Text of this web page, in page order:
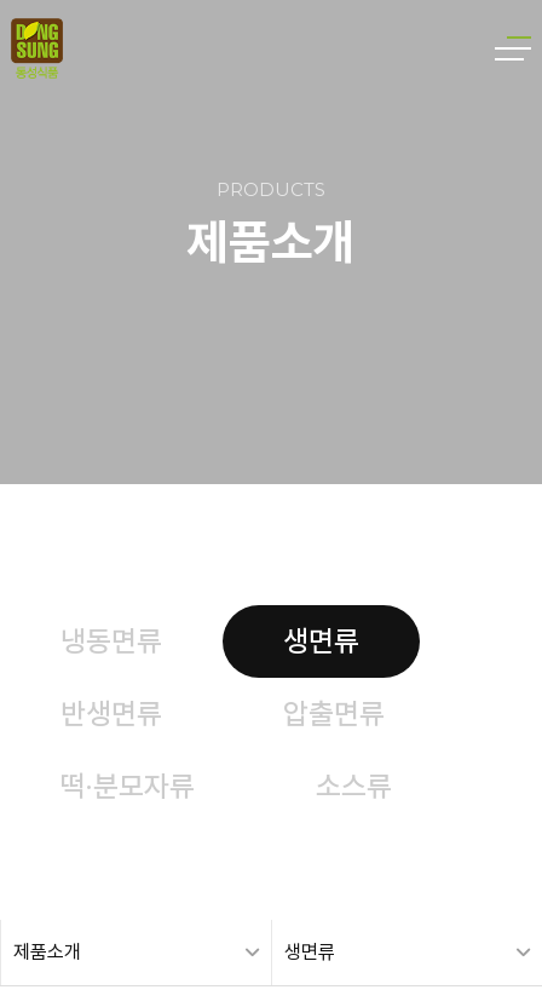
PRODUCTS
제품소개
냉동면류 생면류
반생면류 압출면류
떡·분모자류 소스류
제품소개 생면류